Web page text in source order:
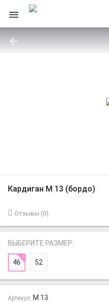
Кардиган М 13 (бордо)
Отзывы (0)
ВЫБЕРИТЕ РАЗМЕР:
46 52
Артикул: М 13